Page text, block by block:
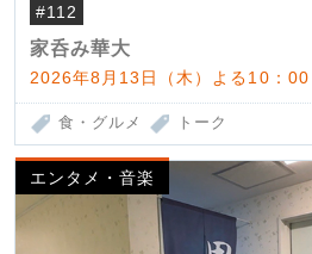
#112
家呑み華大
2026年8月13日（木）よる10：
食・グルメ トーク
エンタメ・音楽